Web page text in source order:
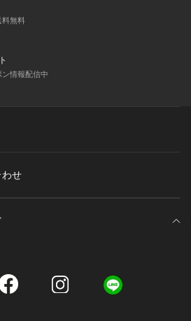
料無料
情報配信中
せ